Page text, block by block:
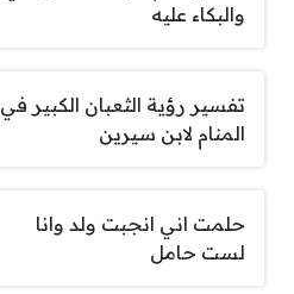
والبكاء عليه
تفسير رؤية الثعبان الكبير في
المنام لابن سيرين
حلمت اني انجبت ولد وانا
لست حامل